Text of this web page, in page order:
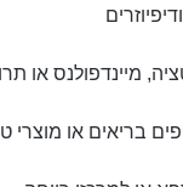
מיינדפולנס או
בריאים או מוצרי